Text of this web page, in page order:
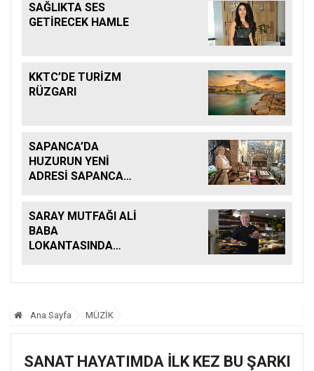
SAĞLIKTA SES
GETİRECEK HAMLE
KKTC’DE TURİZM
RÜZGARI
SAPANCA’DA
HUZURUN YENİ
ADRESİ SAPANCA
SARAY MUTFAĞI ALİ
BABA
LOKANTASINDA
Ana Sayfa MÜZİK
SANAT HAYATIMDA İLK KEZ BU ŞARKI